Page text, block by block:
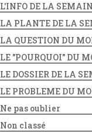
L'INFO DE LA
LA PLANTE DE LA
LA QUESTION DU
LE "POURQUOI" DU
LE DOSSIER DE LA
LE PROBLEME DU
Ne pas oublier
Non classé